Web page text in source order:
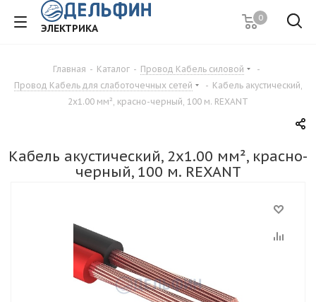
ЭЛЕКТРИКА
0
Главная - Каталог - Провод Кабель силовой
-
Провод Кабель для слаботочечных сетей
- Кабель акустический,
2х1.00 мм², красно-черный, 100 м. REXANT
Кабель акустический, 2х1.00 мм², красно-
черный, 100 м. REXANT